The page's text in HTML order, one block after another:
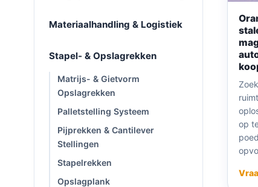
Materiaalhandling & Logistiek
Stapel- & Opslagrekken
Matrijs- & Gietvorm
Opslagrekken
Palletstelling Systeem
Pijprekken & Cantilever
Stellingen
Stapelrekken
Opslagplank
op